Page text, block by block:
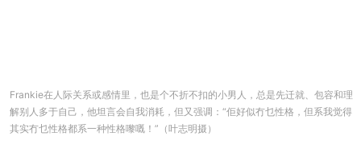
Frankie在人际关系或感情里，也是个不折不扣的小男人，总是先迁就、包容和理
解别人多于自己，他坦言会自我消耗，但又强调：“佢好似冇乜性格，但系我觉得
其实冇乜性格都系一种性格嚟嘅！”（叶志明摄）